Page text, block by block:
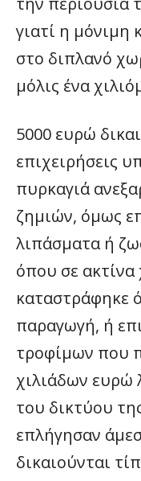
γιατί η μόνιμη
στο διπλανό
μόλις ένα
5000 ευρώ
επιχειρήσεις
πυρκαγιά
ζημιών, όμως
λιπάσματα ή
όπου σε ακτίνα
καταστράφηκε
παραγωγή, ή
τροφίμων που
χιλιάδων ευρώ
του δικτύου
επλήγησαν
δικαιούνται